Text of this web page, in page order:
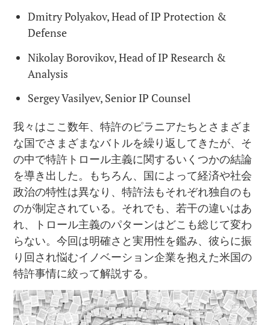
Dmitry Polyakov, Head of IP Protection &
Defense
Nikolay Borovikov, Head of IP Research &
Analysis
Sergey Vasilyev, Senior IP Counsel
我々はここ数年、特許のピラニアたちとさまざま
な国でさまざまなバトルを繰り返してきたが、そ
の中で特許トロール主義に関するいくつかの結論
を導き出した。もちろん、国によって経済や社会
政治の特性は異なり、特許法もそれぞれ独自のも
のが制定されている。それでも、若干の違いはあ
れ、トロール主義のパターンはどこも総じて変わ
らない。今回は明確さと実用性を鑑み、彼らに振
り回され悩むイノベーション企業を抱えた米国の
特許事情に絞って解説する。